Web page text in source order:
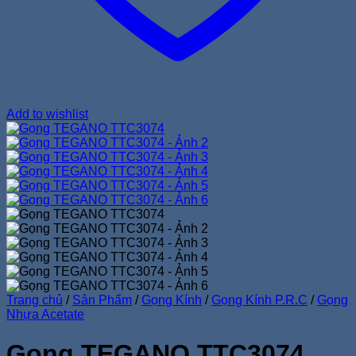
Add to wishlist
Trang chủ / Sản Phẩm / Gọng Kính / Gọng Kính P.R.C / Gọng
Nhựa Acetate